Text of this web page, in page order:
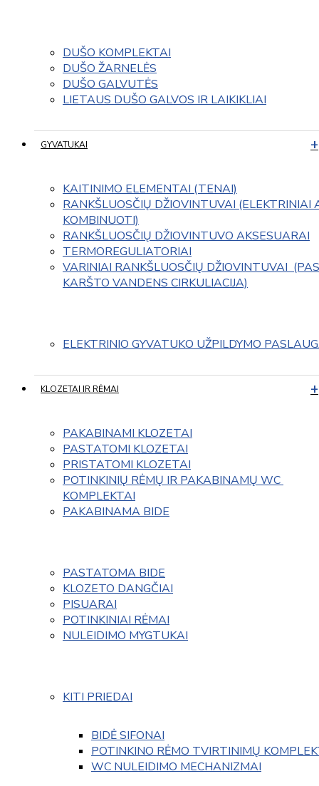
DUŠO KOMPLEKTAI
DUŠO ŽARNELĖS
DUŠO GALVUTĖS
LIETAUS DUŠO GALVOS IR LAIKIKLIAI
GYVATUKAI
KAITINIMO ELEMENTAI (TENAI)
RANKŠLUOSČIŲ DŽIOVINTUVAI (ELEKTRINIAI
KOMBINUOTI)
RANKŠLUOSČIŲ DŽIOVINTUVO AKSESUARAI
TERMOREGULIATORIAI
VARINIAI RANKŠLUOSČIŲ DŽIOVINTUVAI
KARŠTO VANDENS CIRKULIACIJA)
ELEKTRINIO GYVATUKO UŽPILDYMO
KLOZETAI IR RĖMAI
PAKABINAMI KLOZETAI
PASTATOMI KLOZETAI
PRISTATOMI KLOZETAI
POTINKINIŲ RĖMŲ IR PAKABINAMŲ WC
KOMPLEKTAI
PAKABINAMA BIDE
PASTATOMA BIDE
KLOZETO DANGČIAI
PISUARAI
POTINKINIAI RĖMAI
NULEIDIMO MYGTUKAI
KITI PRIEDAI
BIDĖ SIFONAI
POTINKINO RĖMO TVIRTINIMŲ
WC NULEIDIMO MECHANIZMAI